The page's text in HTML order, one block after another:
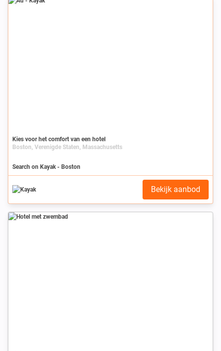
Ad
Kies voor het comfort van een hotel
Boston, Verenigde Staten, Massachusetts
Search on Kayak - Boston
Bekijk aanbod